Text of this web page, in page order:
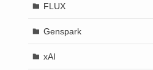
FLUX
Genspark
xAI